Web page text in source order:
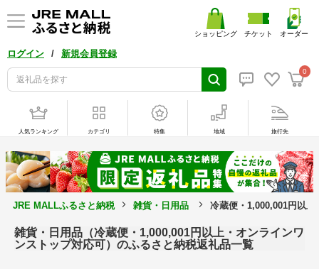
ログイン / 新規会員登録
0
ショッピング チケット オーダー
人気ランキング カテゴリ 特集 地域 旅行先
JRE MALLふるさと納税 雑貨・日用品 冷蔵便・1,000,001円以
雑貨・日用品（冷蔵便・1,000,001円以上・オンラインワ
ンストップ対応可）のふるさと納税返礼品一覧